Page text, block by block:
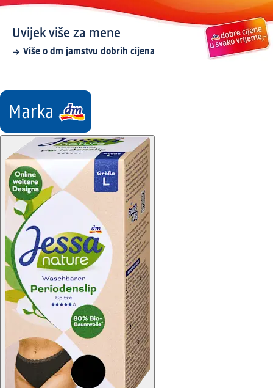
Uvijek više za mene
Više o dm jamstvu dobrih cijena